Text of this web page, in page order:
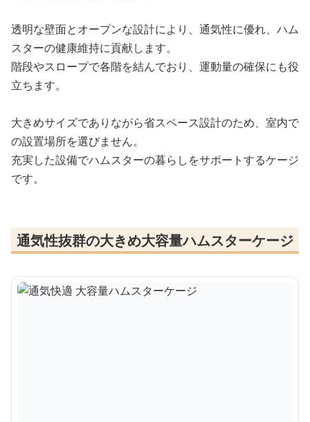
透明な壁面とオープンな設計により、通気性に優れ、ハム
スターの健康維持に貢献します。
階段やスロープで各階を結んでおり、運動量の確保にも役
立ちます。
大きめサイズでありながら省スペース設計のため、室内で
の設置場所を選びません。
充実した設備でハムスターの暮らしをサポートするケージ
です。
通気性抜群の大きめ大容量ハムスターケージ